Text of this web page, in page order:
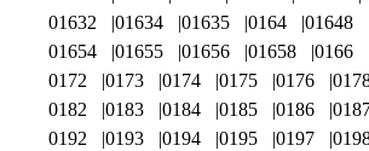
01632
01634 01635 0164 01648
01654
01655 01656 01658 0166
0172
0173 0174 0175 0176
0182
0183 0184 0185 0186
0192
0193 0194 0195 0197